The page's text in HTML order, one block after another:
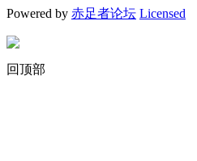
Powered by 赤足者论坛 Licensed
回顶部